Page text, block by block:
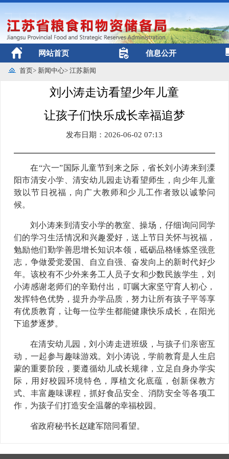
网站首页 信息公开
首页> 新闻中心> 江苏新闻
刘小涛走访看望少年儿童
让孩子们快乐成长幸福追梦
发布日期：2026-06-02 07:13
在“六一”国际儿童节到来之际，省长刘小涛来到溧
阳市清安小学、清安幼儿园走访看望师生，向少年儿童
致以节日祝福，向广大教师和少儿工作者致以诚挚问
候。
刘小涛来到清安小学的教室、操场，仔细询问同学
们的学习生活情况和兴趣爱好，送上节日关怀与祝福，
勉励他们勤学善思增长知识本领，砥砺品格锤炼坚强意
志，争做爱党爱国、自立自强、奋发向上的新时代好少
年。该校有不少外来务工人员子女和少数民族学生，刘
小涛感谢老师们的辛勤付出，叮嘱大家坚守育人初心，
发挥特色优势，提升办学品质，努力让所有孩子平等享
有优质教育，让每一位学生都能健康快乐成长，在阳光
下追梦逐梦。
在清安幼儿园，刘小涛走进班级，与孩子们亲密互
动，一起参与趣味游戏。刘小涛说，学前教育是人生启
蒙的重要阶段，要遵循幼儿成长规律，立足自身办学实
际，用好校园环境特色，厚植文化底蕴，创新保教方
式、丰富趣味课程，抓好食品安全、消防安全等各项工
作，为孩子们打造安全温馨的幸福校园。
省政府秘书长赵建军陪同看望。